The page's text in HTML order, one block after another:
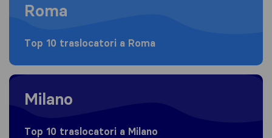
Roma
Top 10 traslocatori a Roma
Moving to Milano
Milano
Top 10 traslocatori a Milano